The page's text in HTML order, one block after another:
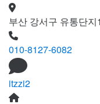
부산 강서구 유통단
010-8127-6082
itzzi2